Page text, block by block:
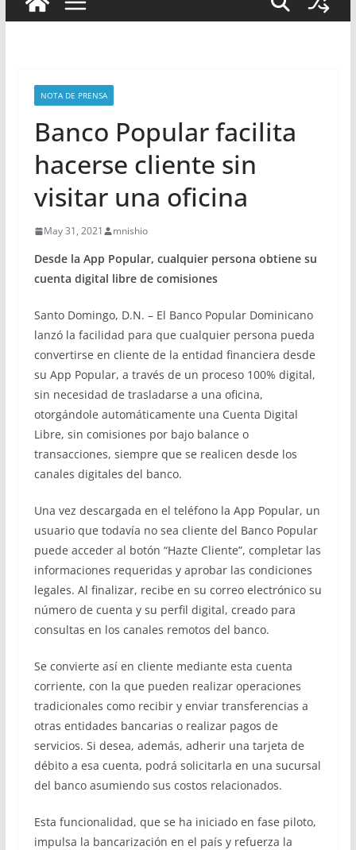
NOTA DE PRENSA
Banco Popular facilita
hacerse cliente sin
visitar una oficina
May 31, 2021 mnishio
Desde la App Popular, cualquier persona obtiene su
cuenta digital libre de comisiones
Santo Domingo, D.N. – El Banco Popular Dominicano
lanzó la facilidad para que cualquier persona pueda
convertirse en cliente de la entidad financiera desde
su App Popular, a través de un proceso 100% digital,
sin necesidad de trasladarse a una oficina,
otorgándole automáticamente una Cuenta Digital
Libre, sin comisiones por bajo balance o
transacciones, siempre que se realicen desde los
canales digitales del banco.
Una vez descargada en el teléfono la App Popular, un
usuario que todavía no sea cliente del Banco Popular
puede acceder al botón “Hazte Cliente”, completar las
informaciones requeridas y aprobar las condiciones
legales. Al finalizar, recibe en su correo electrónico su
número de cuenta y su perfil digital, creado para
consultas en los canales remotos del banco.
Se convierte así en cliente mediante esta cuenta
corriente, con la que pueden realizar operaciones
tradicionales como recibir y enviar transferencias a
otras entidades bancarias o realizar pagos de
servicios. Si desea, además, adherir una tarjeta de
débito a esa cuenta, podrá solicitarla en una sucursal
del banco asumiendo sus costos relacionados.
Esta funcionalidad, que se ha iniciado en fase piloto,
impulsa la bancarización en el país y refuerza la